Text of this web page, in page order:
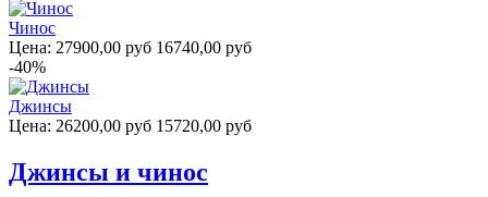
Чинос
Цена: 27900,00 руб 16740,00 руб
-40%
Джинсы
Цена: 26200,00 руб 15720,00 руб
Джинсы и чинос